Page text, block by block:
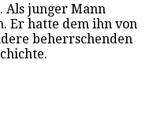
Als junger Mann
Er hatte dem ihn von
beherrschenden